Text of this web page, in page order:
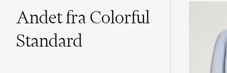
Andet fra Colorful
Standard